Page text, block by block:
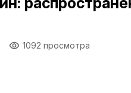
1092 просмотра